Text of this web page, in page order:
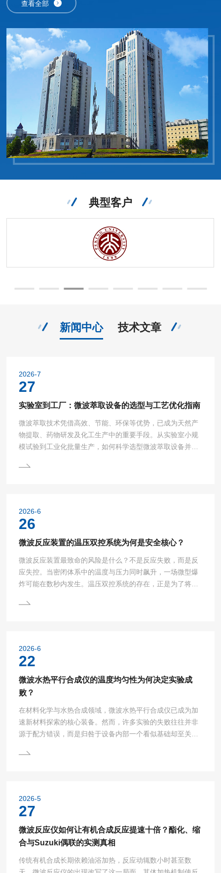
代，持续引ling行业发展。截至2025年，祥鹄累计申请并获批中国及
国际zhuan、软件著作权50余项，拥有多款畅xiao系列产品的全部自
主知识产权；产品覆盖全国二本及以上院校相关专业，覆盖率高达9
5%，依托祥鹄仪器发表的SCI论文超500篇、中文论文逾1500篇，多
款产品入选本科教学教材。同时，祥鹄已成为中石化、中海油、比亚
迪、宁德时代等zhi名企业的合格供应商，并成立京东祥鹄微波化学
联合实验室，构建起完整的“研发-生产-实验-销售-服务”全链条体
系。未来，祥鹄将持续深耕微波化学领域，为更多科研用户提供专
业、高效的实验室微波应用解决方案。
查看全部
典型客户
新闻中心 技术文章
2026-7
27
实验室到工厂：微波萃取设备的选型与工艺优化指南
微波萃取技术凭借高效、节能、环保等优势，已成为天然产
物提取、药物研发及化工生产中的重要手段。从实验室小规
模试验到工业化批量生产，如何科学选型微波萃取设备并优
备选型关键要素与工艺优化策略，为产学研各界提供实用指
时需匹配目标产量与物料特性，避免“大马拉小车”或处理...
2026-6
26
微波反应装置的温压双控系统为何是安全核心？
微波反应装置最致命的风险是什么？不是反应失败，而是反
应失控。当密闭体系中的温度与压力同时飙升，一场微型爆
炸可能在数秒内发生。温压双控系统的存在，正是为了将这
备的安全心脏。一、微波反应的固有风险：为什么必须双控
可被过热10至30℃，高压条件下甚至能过热100℃。一旦暴
沸，液...
2026-6
22
微波水热平行合成仪的温度均匀性为何决定实验成
败？
在材料化学与水热合成领域，微波水热平行合成仪已成为加
速新材料探索的核心装备。然而，许多实验的失败往往并非
源于配方错误，而是归咎于设备内部一个看似基础却至关重
同时进行，它们之间的微小温差足以导致产物晶型、形貌与
质是利用高温高压下的液态水或溶剂作为反应介质，促进难
溶物...
2026-5
27
微波反应仪如何让有机合成反应提速十倍？酯化、缩
合与Suzuki偶联的实测真相
传统有机合成长期依赖油浴加热，反应动辄数小时甚至数